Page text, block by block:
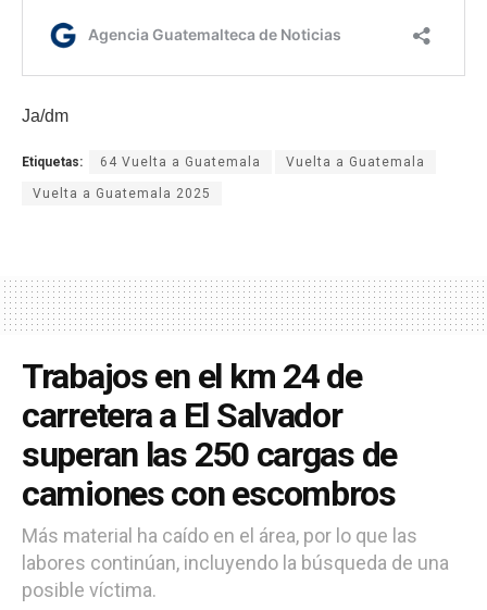
Ja/dm
Etiquetas: 64 Vuelta a Guatemala Vuelta a Guatemala
Vuelta a Guatemala 2025
Trabajos en el km 24 de
carretera a El Salvador
superan las 250 cargas de
camiones con escombros
Más material ha caído en el área, por lo que las
labores continúan, incluyendo la búsqueda de una
posible víctima.